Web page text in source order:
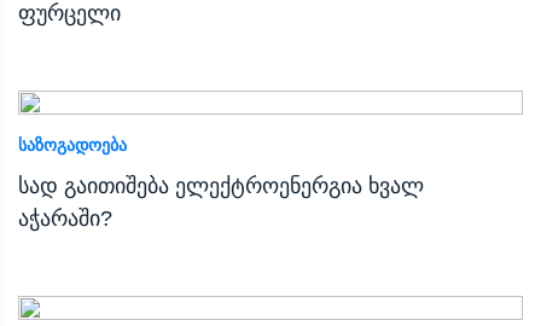
ფურცელი
ᲡᲐᲖᲝᲒᲐᲓᲝᲔᲑᲐ
სად გაითიშება ელექტროენერგია ხვალ
აჭარაში?